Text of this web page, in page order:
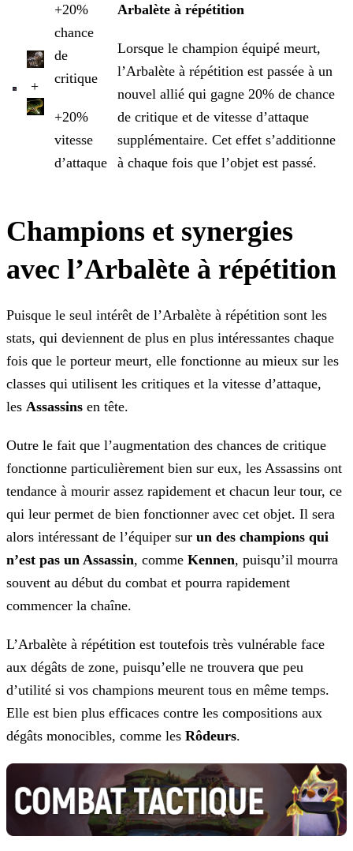
+
+20%
chance
de
critique
+20%
vitesse
d’attaque
Arbalète à répétition
Lorsque le champion équipé meurt,
l’Arbalète à répétition est passée à un
nouvel allié qui gagne 20% de chance
de critique et de vitesse d’attaque
supplémentaire. Cet effet s’additionne
à chaque fois que l’objet est passé.
Champions et synergies
avec l’Arbalète à répétition
Puisque le seul intérêt de l’Arbalète à répétition sont les
stats, qui deviennent de plus en plus intéressantes chaque
fois que le porteur meurt, elle fonctionne au mieux sur les
classes qui utilisent les critiques et la vitesse d’attaque,
les Assassins en tête.
Outre le fait que l’augmentation des chances de critique
fonctionne particulièrement bien sur eux, les Assassins ont
tendance à mourir assez rapidement et chacun leur tour, ce
qui leur permet de bien fonctionner avec cet objet. Il sera
alors intéressant de l’équiper sur un des champions qui
n’est pas un Assassin, comme Kennen, puisqu’il mourra
souvent au début du combat et pourra rapidement
commencer la chaîne.
L’Arbalète à répétition est toutefois très vulnérable face
aux dégâts de zone, puisqu’elle ne trouvera que peu
d’utilité si vos champions meurent tous en même temps.
Elle est bien plus efficaces contre les compositions aux
dégâts monocibles, comme les Rôdeurs.